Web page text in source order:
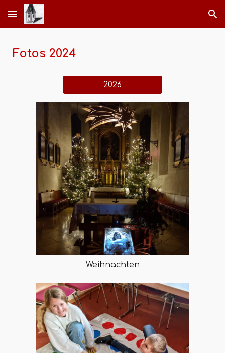
Skip to main content Skip to navigation
Fotos 2024
2026
Weihnachten